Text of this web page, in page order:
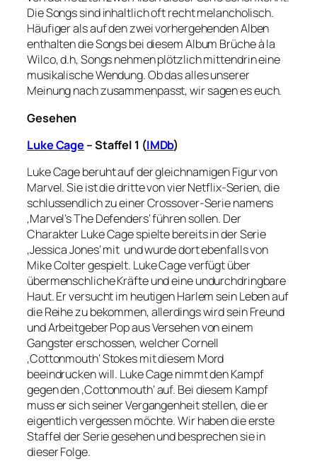
Die Songs sind inhaltlich oft recht melancholisch.
Häufiger als auf den zwei vorhergehenden Alben
enthalten die Songs bei diesem Album Brüche à la
Wilco, d.h, Songs nehmen plötzlich mittendrin eine
musikalische Wendung. Ob das alles unserer
Meinung nach zusammenpasst, wir sagen es euch.
Gesehen
Luke Cage – Staffel 1 (IMDb)
Luke Cage beruht auf der gleichnamigen Figur von
Marvel. Sie ist die dritte von vier Netflix-Serien, die
schlussendlich zu einer Crossover-Serie namens
‚Marvel’s The Defenders‘ führen sollen. Der
Charakter Luke Cage spielte bereits in der Serie
‚Jessica Jones‘ mit und wurde dort ebenfalls von
Mike Colter gespielt. Luke Cage verfügt über
übermenschliche Kräfte und eine undurchdringbare
Haut. Er versucht im heutigen Harlem sein Leben auf
die Reihe zu bekommen, allerdings wird sein Freund
und Arbeitgeber Pop aus Versehen von einem
Gangster erschossen, welcher Cornell
‚Cottonmouth‘ Stokes mit diesem Mord
beeindrucken will. Luke Cage nimmt den Kampf
gegen den ‚Cottonmouth‘ auf. Bei diesem Kampf
muss er sich seiner Vergangenheit stellen, die er
eigentlich vergessen möchte. Wir haben die erste
Staffel der Serie gesehen und besprechen sie in
dieser Folge.